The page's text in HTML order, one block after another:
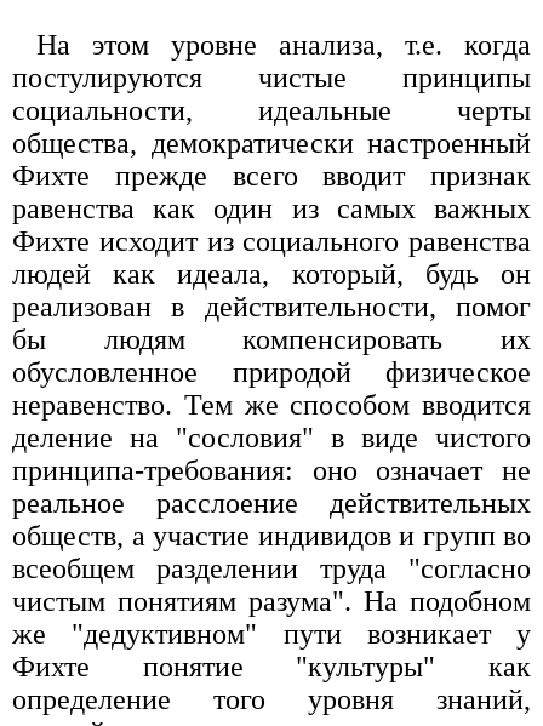
На этом уровне анализа, т.е. когда
постулируются чистые принципы
социальности, идеальные черты
общества, демократически настроенный
Фихте прежде всего вводит признак
равенства как один из самых важных
Фихте исходит из социального равенства
людей как идеала, который, будь он
реализован в действительности, помог
бы людям компенсировать их
обусловленное природой физическое
неравенство. Тем же способом вводится
деление на "сословия" в виде чистого
принципа-требования: оно означает не
реальное расслоение действительных
обществ, а участие индивидов и групп во
всеобщем разделении труда "согласно
чистым понятиям разума". На подобном
же "дедуктивном" пути возникает у
Фихте понятие "культуры" как
определение того уровня знаний,